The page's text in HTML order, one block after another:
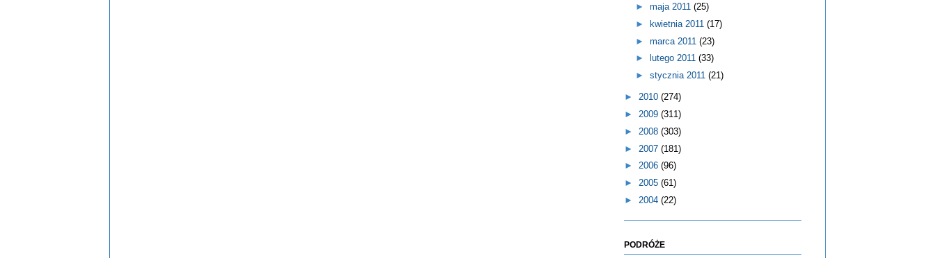
► maja 2011 (25)
►
kwietnia 2011 (17)
► marca 2011 (23)
►
lutego 2011 (33)
► stycznia 2011 (21)
► 2010 (274)
► 2009 (311)
► 2008 (303)
► 2007 (181)
► 2006 (96)
► 2005 (61)
► 2004 (22)
PODRÓŻE